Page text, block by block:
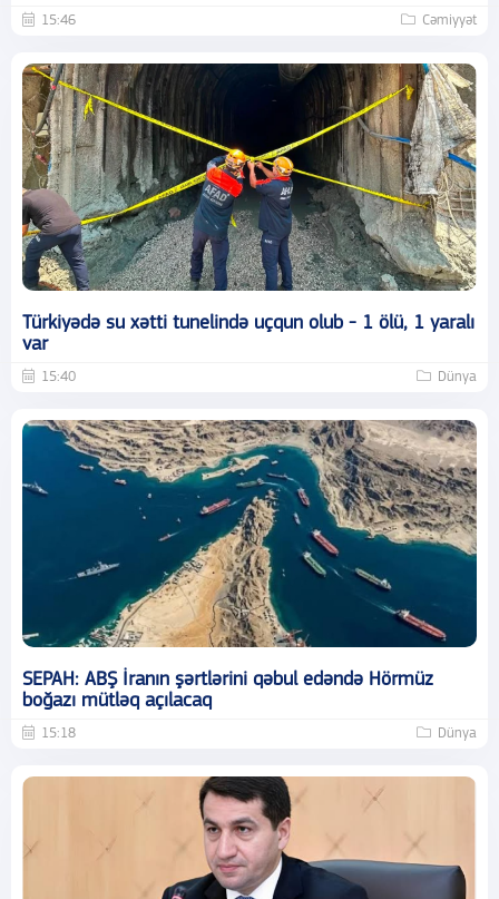
15:46 Cəmiyyət
Türkiyədə su xətti tunelində uçqun olub - 1 ölü, 1 yaralı
var
15:40 Dünya
SEPAH: ABŞ İranın şərtlərini qəbul edəndə Hörmüz
boğazı mütləq açılacaq
15:18 Dünya